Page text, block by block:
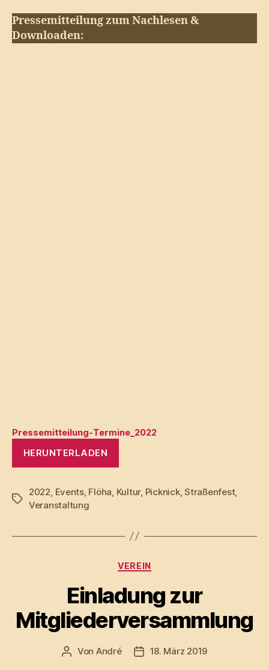
Pressemitteilung zum Nachlesen &
Downloaden:
Pressemitteilung-Termine_2022
HERUNTERLADEN
Schlagwörter
2022 Events, Flöha Kultur, Picknick,Straßenfest,
Veranstaltung
Kategorien
VEREIN
Einladung zur
Mitgliederversammlung
Beitragsautor
Von André Veröffentlichungsdatum
18. März 2019